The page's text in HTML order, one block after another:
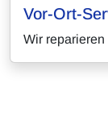
Vor-Ort-
Wir reparieren